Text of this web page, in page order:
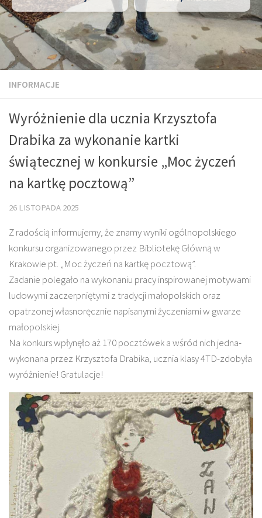
INFORMACJE
Wyróżnienie dla ucznia Krzysztofa
Drabika za wykonanie kartki
świątecznej w konkursie „Moc życzeń
na kartkę pocztową”
26 LISTOPADA 2025
Z radością informujemy, że znamy wyniki ogólnopolskiego
konkursu organizowanego przez Bibliotekę Główną w
Krakowie pt. „Moc życzeń na kartkę pocztową”.
Zadanie polegało na wykonaniu pracy inspirowanej motywami
ludowymi zaczerpniętymi z tradycji małopolskich oraz
opatrzonej własnoręcznie napisanymi życzeniami w gwarze
małopolskiej.
Na konkurs wpłynęło aż 170 pocztówek a wśród nich jedna-
wykonana przez Krzysztofa Drabika, ucznia klasy 4TD-zdobyła
wyróżnienie! Gratulacje!